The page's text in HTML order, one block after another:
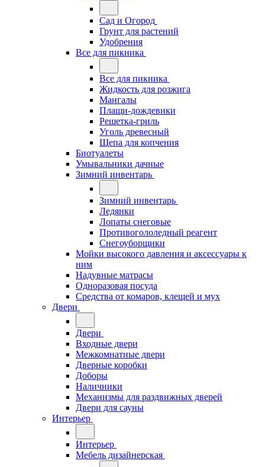
Сад и Огород
Грунт для растений
Удобрения
Все для пикника
Все для пикника
Жидкость для розжига
Мангалы
Плащи-дождевики
Решетка-гриль
Уголь древесный
Щепа для копчения
Биотуалеты
Умывальники дачные
Зимний инвентарь
Зимний инвентарь
Ледянки
Лопаты снеговые
Противогололедный реагент
Снегоуборщики
Мойки высокого давления и аксессуары к
ним
Надувные матрасы
Одноразовая посуда
Средства от комаров, клещей и мух
Двери
Двери
Входные двери
Межкомнатные двери
Дверные коробки
Доборы
Наличники
Механизмы для раздвижных дверей
Двери для сауны
Интерьер
Интерьер
Мебель дизайнерская